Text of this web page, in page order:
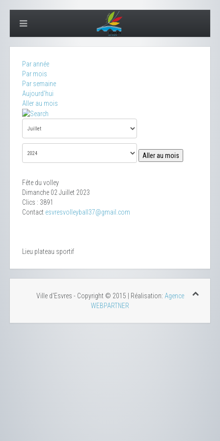
Par année
Par mois
Par semaine
Aujourd'hui
Aller au mois
Aller au mois
Fête du volley
Dimanche 02 Juillet 2023
Clics : 3891
Contact esvresvolleyball37@gmail.com
Lieu plateau sportif
Ville d'Esvres - Copyright © 2015 | Réalisation: Agence
WEBPARTNER